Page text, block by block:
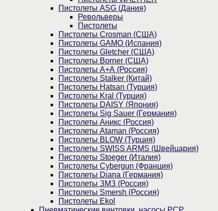
Пистолеты ASG (Дания)
Револьверы
Пистолеты
Пистолеты Crosman (США)
Пистолеты GAMO (Испания)
Пистолеты Gletcher (США)
Пистолеты Borner (США)
Пистолеты А+А (Россия)
Пистолеты Stalker (Китай)
Пистолеты Hatsan (Турция)
Пистолеты Kral (Турция)
Пистолеты DAISY (Япония)
Пистолеты Sig Sauer (Германия)
Пистолеты Аникс (Россия)
Пистолеты Ataman (Россия)
Пистолеты BLOW (Турция)
Пистолеты SWISS ARMS (Швейцария)
Пистолеты Stoeger (Италия)
Пистолеты Cybergun (Франция)
Пистолеты Diana (Германия)
Пистолеты ЗМЗ (Россия)
Пистолеты Smersh (Россия)
Пистолеты Ekol